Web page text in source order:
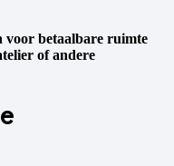
voor betaalbare ruimte
of andere